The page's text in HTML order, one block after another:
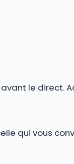
le direct.
qui vous